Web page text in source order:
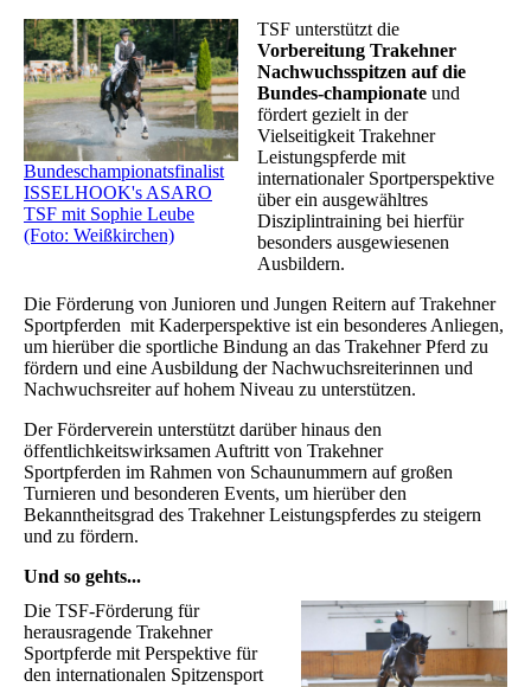
Bundeschampionatsfinalist
ISSELHOOK's ASARO
TSF mit Sophie Leube
(Foto: Weißkirchen)
TSF unterstützt die
Vorbereitung Trakehner
Nachwuchsspitzen auf die
Bundes-championate und
fördert gezielt in der
Vielseitigkeit Trakehner
Leistungspferde mit
internationaler Sportperspektive
über ein ausgewähltres
Disziplintraining bei hierfür
besonders ausgewiesenen
Ausbildern.
Die Förderung von Junioren und Jungen Reitern auf Trakehner
Sportpferden mit Kaderperspektive ist ein besonderes Anliegen,
um hierüber die sportliche Bindung an das Trakehner Pferd zu
fördern und eine Ausbildung der Nachwuchsreiterinnen und
Nachwuchsreiter auf hohem Niveau zu unterstützen.
Der Förderverein unterstützt darüber hinaus den
öffentlichkeitswirksamen Auftritt von Trakehner
Sportpferden im Rahmen von Schaunummern auf großen
Turnieren und besonderen Events, um hierüber den
Bekanntheitsgrad des Trakehner Leistungspferdes zu steigern
und zu fördern.
Und so gehts...
Die TSF-Förderung für
herausragende Trakehner
Sportpferde mit Perspektive für
den internationalen Spitzensport